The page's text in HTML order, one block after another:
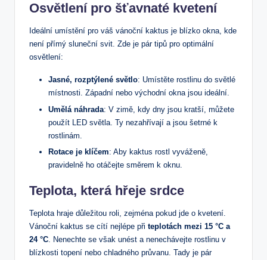
Osvětlení pro šťavnaté kvetení
Ideální umístění pro váš vánoční kaktus je⁢ blízko⁣ okna, kde
není přímý ‌sluneční svit.⁣ Zde je pár‍ tipů pro optimální
osvětlení:
Jasné, ⁤rozptýlené⁣ světlo: Umístěte rostlinu do světlé
místnosti.⁣ Západní nebo východní okna jsou ideální.
Umělá‍ náhrada: V zimě, kdy dny ‌jsou kratší,‌ můžete
použít LED světla. Ty nezahřívají a jsou šetrné k
rostlinám.
Rotace je ⁤klíčem: Aby‌ kaktus rostl⁤ vyváženě,
pravidelně ho otáčejte směrem k oknu.
Teplota, ​která hřeje srdce
Teplota⁢ hraje důležitou roli, zejména pokud jde o kvetení.
⁣Vánoční ‌kaktus se cítí nejlépe při teplotách mezi 15 ‍°C a
‍24 °C . Nenechte​ se však unést a nenechávejte rostlinu v
blízkosti topení nebo chladného průvanu. Tady je pár⁤